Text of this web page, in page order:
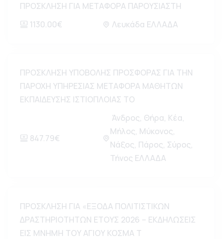
ΠΡΟΣΚΛΗΣΗ ΓΙΑ ΜΕΤΑΦΟΡΑ ΠΑΡΟΥΣΙΑΣΤΗ
1130.00€
Λευκάδα ΕΛΛΑΔΑ
ΠΡΟΣΚΛΗΣΗ ΥΠΟΒΟΛΗΣ ΠΡΟΣΦΟΡΑΣ ΓΙΑ ΤΗΝ
ΠΑΡΟΧΗ ΥΠΗΡΕΣΙΑΣ ΜΕΤΑΦΟΡΑ ΜΑΘΗΤΩΝ
ΕΚΠΑΙΔΕΥΣΗΣ ΙΣΤΙΟΠΛΟΙΑΣ ΤΟ
847.79€
Άνδρος, Θήρα, Κέα,
Μήλος, Μύκονος,
Νάξος, Πάρος, Σύρος,
Τήνος ΕΛΛΑΔΑ
ΠΡΟΣΚΛΗΣΗ ΓΙΑ «ΕΞΟΔΑ ΠΟΛΙΤΙΣΤΙΚΩΝ
ΔΡΑΣΤΗΡΙΟΤΗΤΩΝ ΕΤΟΥΣ 2026 – ΕΚΔΗΛΩΣΕΙΣ
ΕΙΣ ΜΝΗΜΗ ΤΟΥ ΑΓΙΟΥ ΚΟΣΜΑ Τ